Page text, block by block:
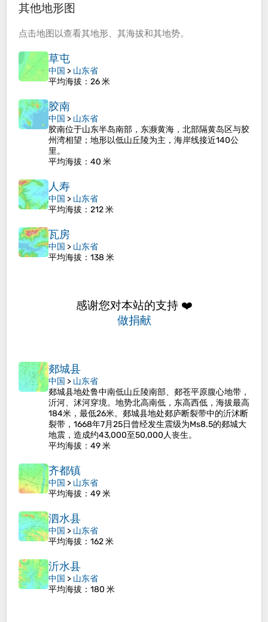
其他地形图
点击地图 以查看其地形、其海拔和其地势。
草屯
中国 > 山东省
平均海拔 ：26 米
胶南
中国 > 山东省
胶南位于山东半岛南部，东濒黄海，北部隔黄岛区与胶
州湾相望；地形以低山丘陵为主，海岸线接近140公
里。
平均海拔 ：40 米
人寿
中国 > 山东省
平均海拔 ：212 米
瓦房
中国 > 山东省
平均海拔 ：138 米
感谢您对本站的支持 ❤️
做捐献
郯城县
中国 > 山东省
郯城县地处鲁中南低山丘陵南部、郯苍平原腹心地带，
沂河、沭河穿境。地势北高南低，东高西低，海拔最高
184米，最低26米。郯城县地处郯庐断裂带中的沂沭断
裂带，1668年7月25日曾经发生震级为Ms8.5的郯城大
地震，造成约43,000至50,000人丧生。
平均海拔 ：49 米
齐都镇
中国 > 山东省
平均海拔 ：49 米
泗水县
中国 > 山东省
平均海拔 ：162 米
沂水县
中国 > 山东省
平均海拔 ：180 米